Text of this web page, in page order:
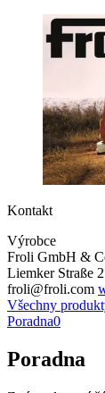
Kontakt
Výrobce
Froli GmbH &
Liemker Straße
froli@froli.com
Všechny
Poradna0
Poradna